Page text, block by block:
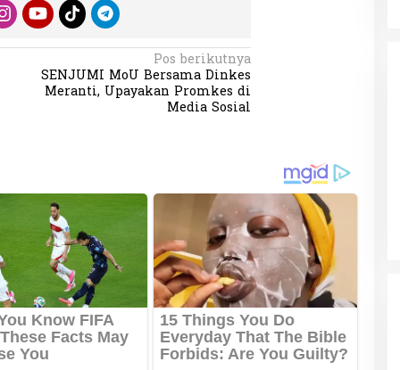
Pos berikutnya
SENJUMI MoU Bersama Dinkes
Meranti, Upayakan Promkes di
Media Sosial